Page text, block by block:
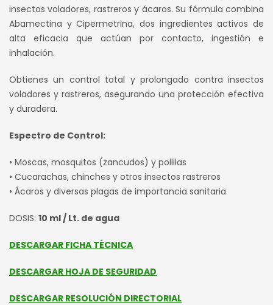
insectos voladores, rastreros y ácaros. Su fórmula combina
Abamectina y Cipermetrina, dos ingredientes activos de
alta eficacia que actúan por contacto, ingestión e
inhalación.
Obtienes un control total y prolongado contra insectos
voladores y rastreros, asegurando una protección efectiva
y duradera.
Espectro de Control:
• Moscas, mosquitos (zancudos) y polillas
• Cucarachas, chinches y otros insectos rastreros
• Ácaros y diversas plagas de importancia sanitaria
DOSIS: 10 ml / Lt. de agua
DESCARGAR FICHA TÉCNICA
DESCARGAR HOJA DE SEGURIDAD
DESCARGAR RESOLUCIÓN DIRECTORIAL